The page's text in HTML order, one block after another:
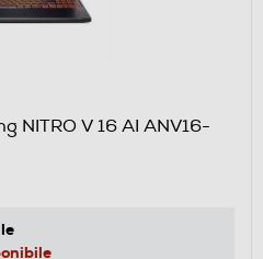
NITRO V 16 AI ANV16-